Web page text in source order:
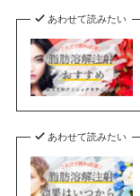
あわせて読みたい
あわせて読みたい